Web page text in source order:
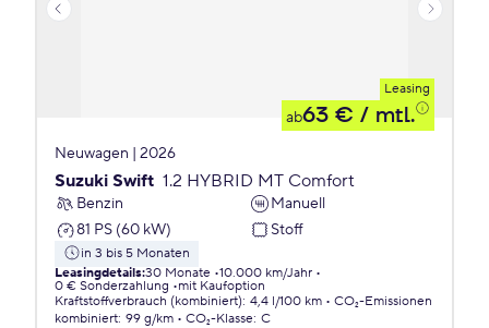
Leasing
ab63 € / mtl.
Neuwagen | 2026
Suzuki Swift 1.2 HYBRID MT Comfort
Benzin
Manuell
81 PS (60 kW)
Stoff
in 3 bis 5 Monaten
Leasingdetails:30 Monate 10.000 km/Jahr
0 € Sonderzahlung
mit Kaufoption
Kraftstoffverbrauch (kombiniert): 4,4 l/100 km
CO₂-Emissionen
kombiniert: 99 g/km CO₂-Klasse: C